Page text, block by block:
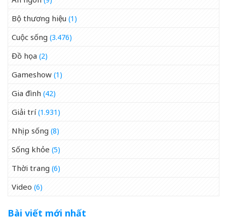
Bộ thương hiệu (1)
Cuộc sống (3.476)
Đồ họa (2)
Gameshow (1)
Gia đình (42)
Giải trí(1.931)
Nhịp sống (8)
Sống khỏe (5)
Thời trang (6)
Video (6)
Bài viết mới nhất